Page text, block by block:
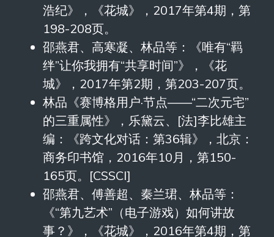
浩纪》，《花城》，2017年第4期，第
198-208页。
邵燕君、高寒凝、林品等：《唯有“羁
绊”让你我拥有“共享时间”》，《花
城》，2017年第2期，第203-207页。
林品《赛博格用户·节点——“二次元宅”
的三重属性》，乐黛云、[法]李比雄主
编：《跨文化对话：第36辑》，北京：
商务印书馆，2016年10月，第150-
165页。[CSSCI]
邵燕君、傅善超、秦兰珺、林品等：
《“第九艺术”（电子游戏）如何讲故
事？》，《花城》，2016年第4期，第